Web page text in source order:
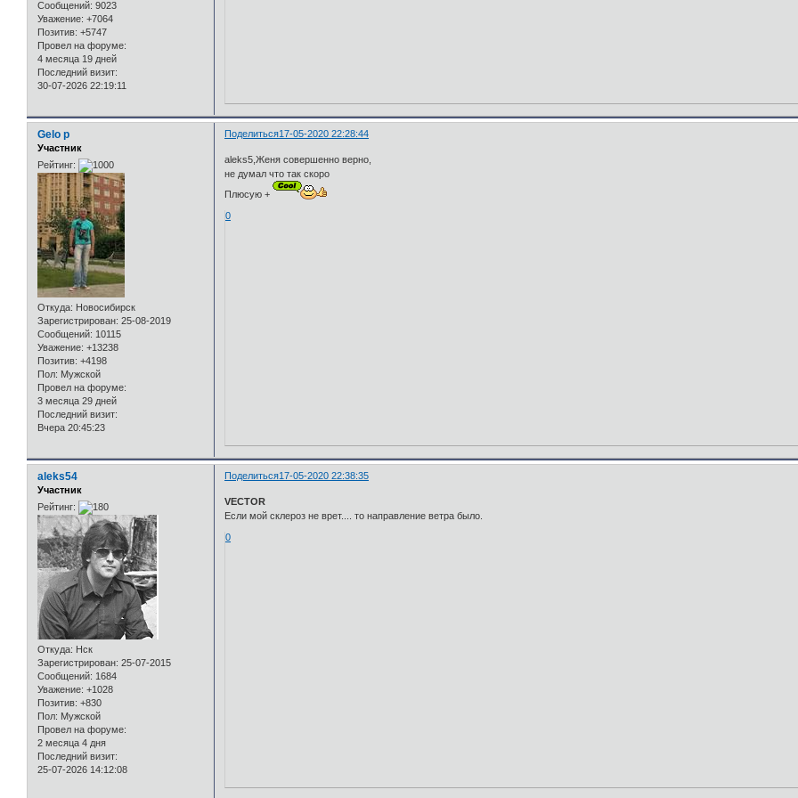
Сообщений: 9023
Уважение: +7064
Позитив: +5747
Провел на форуме:
4 месяца 19 дней
Последний визит:
30-07-2026 22:19:11
Поделиться17-05-2020 22:28:44
Gelo p
Участник
Рейтинг:
Откуда: Новосибирск
Зарегистрирован: 25-08-2019
Сообщений: 10115
Уважение: +13238
Позитив: +4198
Пол: Мужской
Провел на форуме:
3 месяца 29 дней
Последний визит:
Вчера 20:45:23
aleks5,Женя совершенно верно,
не думал что так скоро
Плюсую +
0
Поделиться17-05-2020 22:38:35
aleks54
Участник
Рейтинг:
Откуда: Нск
Зарегистрирован: 25-07-2015
Сообщений: 1684
Уважение: +1028
Позитив: +830
Пол: Мужской
Провел на форуме:
2 месяца 4 дня
Последний визит:
25-07-2026 14:12:08
VECTOR
Если мой склероз не врет.... то направление ветра было.
0